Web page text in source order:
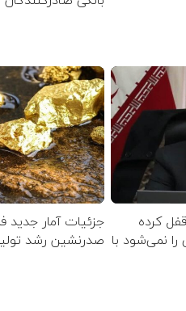
کرده
تومانی را نمی‌شود با
جزئیات آمار جدید
صدرنشین رشد